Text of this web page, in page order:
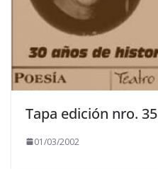
Tapa edición nro. 35
01/03/2002